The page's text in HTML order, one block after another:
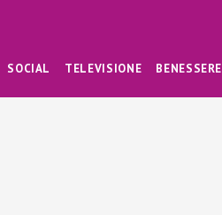
SOCIAL TELEVISIONE BENESSERE